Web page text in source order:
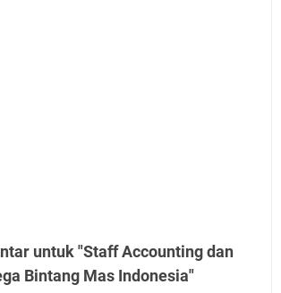
untuk "Staff Accounting dan
Bintang Mas Indonesia"